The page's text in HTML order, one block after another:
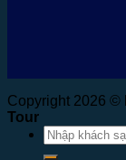
Copyright 2026 ©
Tour
Tìm
kiếm: